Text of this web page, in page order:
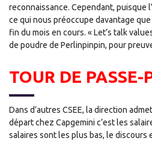
reconnaissance. Cependant, puisque
ce qui nous préoccupe davantage
fin du mois en cours. « Let’s talk
de poudre de Perlinpinpin, pour
TOUR DE PASSE-
Dans d’autres CSEE, la direction
départ chez Capgemini c’est les
salaires sont les plus bas, le discours